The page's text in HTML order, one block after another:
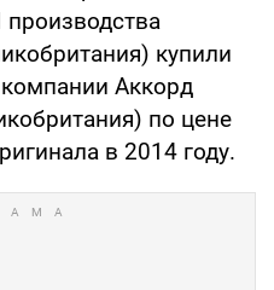
купили
Аккорд
по цене
в 2014 году.